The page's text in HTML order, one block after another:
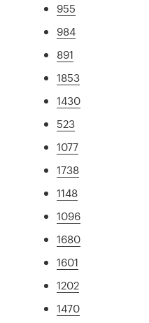
955
984
891
1853
1430
523
1077
1738
1148
1096
1680
1601
1202
1470